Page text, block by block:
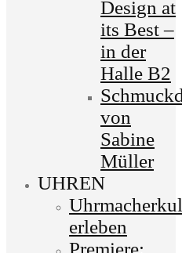
Design at
its Best –
in der
Halle B2
von
Sabine
Müller
UHREN
erleben
Premiere: